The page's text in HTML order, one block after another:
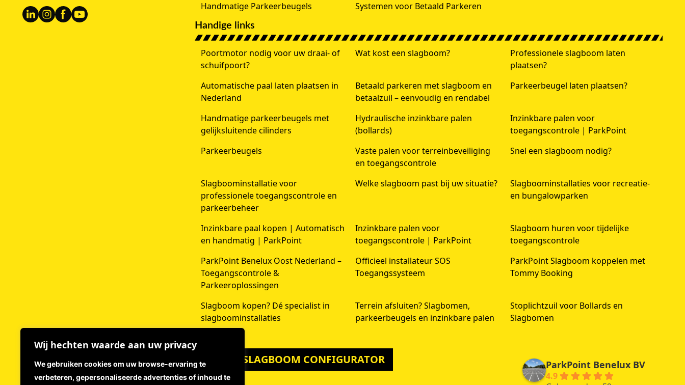
Wij hechten waarde aan uw privacy
We gebruiken cookies om uw browse-ervaring te
verbeteren, gepersonaliseerde advertenties of inhoud te
Handmatige Parkeerbeugels
Systemen voor Betaald Parkeren
Handige links
Poortmotor nodig voor uw draai- of
schuifpoort?
Wat kost een slagboom?
Professionele slagboom laten
plaatsen?
Automatische paal laten plaatsen in
Nederland
Betaald parkeren met slagboom en
betaalzuil – eenvoudig en rendabel
Parkeerbeugel laten plaatsen?
Handmatige parkeerbeugels met
gelijksluitende cilinders
Hydraulische inzinkbare palen
(bollards)
Inzinkbare palen voor
toegangscontrole | ParkPoint
Parkeerbeugels
Vaste palen voor terreinbeveiliging
en toegangscontrole
Snel een slagboom nodig?
Slagboominstallatie voor
professionele toegangscontrole en
parkeerbeheer
Welke slagboom past bij uw situatie?
Slagboominstallaties voor recreatie-
en bungalowparken
Inzinkbare paal kopen | Automatisch
en handmatig | ParkPoint
Inzinkbare palen voor
toegangscontrole | ParkPoint
Slagboom huren voor tijdelijke
toegangscontrole
ParkPoint Benelux Oost Nederland –
Toegangscontrole &
Parkeeroplossingen
Officieel installateur SOS
Toegangssysteem
ParkPoint Slagboom koppelen met
Tommy Booking
Slagboom kopen? Dé specialist in
slagboominstallaties
Terrein afsluiten? Slagbomen,
parkeerbeugels en inzinkbare palen
Stoplichtzuil voor Bollards en
Slagbomen
DOE DE SLAGBOOM CONFIGURATOR ParkPoint Benelux BV
4.9